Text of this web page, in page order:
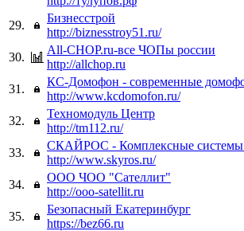
29.
Бизнесстрой
http://biznesstroy51.ru/
30.
All-CHOP.ru-все ЧОПы россии
http://allchop.ru
31.
КС-Домофон - современные
http://www.kcdomofon.ru/
32.
Техномодуль Центр
http://tm112.ru/
33.
СКАЙРОС - Комплексные системы
http://www.skyros.ru/
34.
ООО ЧОО "Сателлит"
http://ooo-satellit.ru
35.
Безопасный Екатеринбург
https://bez66.ru